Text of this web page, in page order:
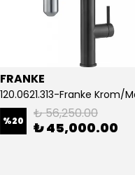
FRANKE
%20 ₺ 56,250.00
₺ 45,000.00